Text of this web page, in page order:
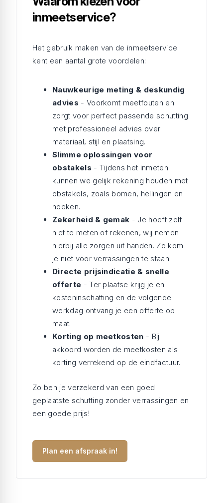
inmeetservice?
Het gebruik maken van de inmeetservice
kent een aantal grote voordelen:
Nauwkeurige meting & deskundig
advies - Voorkomt meetfouten en
zorgt voor perfect passende schutting
met professioneel advies over
materiaal, stijl en plaatsing.
Slimme oplossingen voor
obstakels - Tijdens het inmeten
kunnen we gelijk rekening houden met
obstakels, zoals bomen, hellingen en
hoeken.
Zekerheid & gemak - Je hoeft zelf
niet te meten of rekenen, wij nemen
hierbij alle zorgen uit handen. Zo kom
je niet voor verrassingen te staan!
Directe prijsindicatie & snelle
offerte - Ter plaatse krijg je en
kosteninschatting en de volgende
werkdag ontvang je een offerte op
maat.
Korting op meetkosten - Bij
akkoord worden de meetkosten als
korting verrekend op de eindfactuur.
Zo ben je verzekerd van een goed
geplaatste schutting zonder verrassingen en
een goede prijs!
Plan een afspraak in!